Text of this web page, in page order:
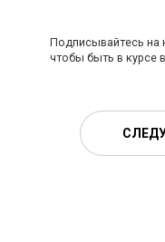
Подписывайтесь на
чтобы быть в курсе